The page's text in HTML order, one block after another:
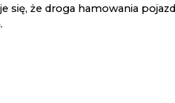
się, że droga hamowania